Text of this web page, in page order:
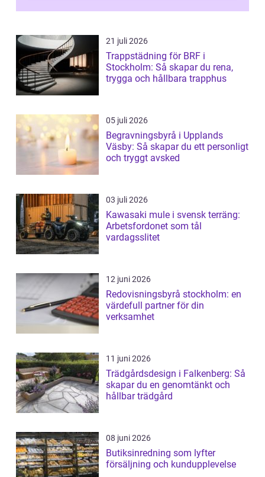
21 juli 2026
Trappstädning för BRF i
Stockholm: Så skapar du rena,
trygga och hållbara trapphus
05 juli 2026
Begravningsbyrå i Upplands
Väsby: Så skapar du ett personligt
och tryggt avsked
03 juli 2026
Kawasaki mule i svensk terräng:
Arbetsfordonet som tål
vardagsslitet
12 juni 2026
Redovisningsbyrå stockholm: en
värdefull partner för din
verksamhet
11 juni 2026
Trädgårdsdesign i Falkenberg: Så
skapar du en genomtänkt och
hållbar trädgård
08 juni 2026
Butiksinredning som lyfter
försäljning och kundupplevelse